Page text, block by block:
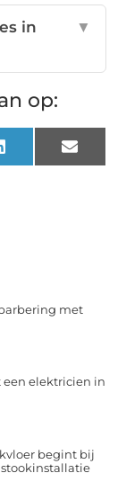
in
▼
op:
LinkedInEmail
met
een elektricien in
begint bij
stookinstallatie